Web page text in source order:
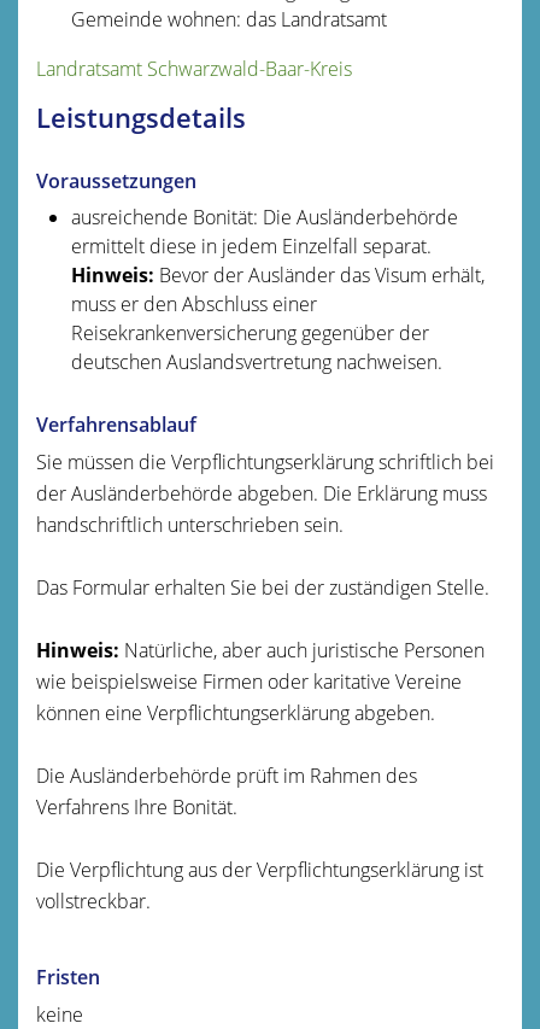
Gemeinde wohnen: das Landratsamt
Landratsamt Schwarzwald-Baar-Kreis
Leistungsdetails
Voraussetzungen
ausreichende Bonität: Die Ausländerbehörde
ermittelt diese in jedem Einzelfall separat.
Hinweis: Bevor der Ausländer das Visum erhält,
muss er den Abschluss einer
Reisekrankenversicherung gegenüber der
deutschen Auslandsvertretung nachweisen.
Verfahrensablauf
Sie müssen die Verpflichtungserklärung schriftlich bei
der Ausländerbehörde abgeben. Die Erklärung muss
handschriftlich unterschrieben sein.
Das Formular erhalten Sie bei der zuständigen Stelle.
Hinweis: Natürliche, aber auch juristische Personen
wie beispielsweise Firmen oder karitative Vereine
können eine Verpflichtungserklärung abgeben.
Die Ausländerbehörde prüft im Rahmen des
Verfahrens Ihre Bonität.
Die Verpflichtung aus der Verpflichtungserklärung ist
vollstreckbar.
Fristen
keine